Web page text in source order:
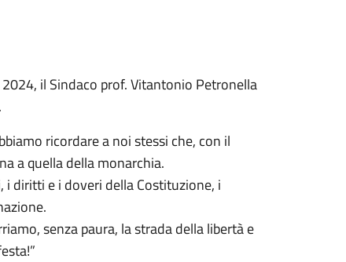
il Sindaco prof. Vitantonio Petronella
ricordare a noi stessi che, con il
a quella della monarchia.
i diritti e i doveri della Costituzione, i
senza paura, la strada della libertà e